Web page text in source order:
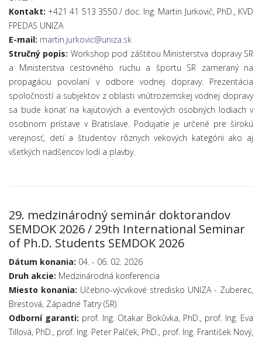
Kontakt: +421 41 513 3550 / doc. Ing. Martin Jurkovič, PhD., KVD
FPEDAS UNIZA
E-mail: martin.jurkovic@uniza.sk
Stručný popis: Workshop pod záštitou Ministerstva dopravy SR
a Ministerstva cestovného ruchu a športu SR zameraný na
propagáciu povolaní v odbore vodnej dopravy. Prezentácia
spoločností a subjektov z oblasti vnútrozemskej vodnej dopravy
sa bude konať na kajutových a eventových osobných lodiach v
osobnom prístave v Bratislave. Podujatie je určené pre širokú
verejnosť, detí a študentov rôznych vekových kategórii ako aj
všetkých nadšencov lodí a plavby.
29. medzinárodný seminár doktorandov
SEMDOK 2026 / 29th International Seminar
of Ph.D. Students SEMDOK 2026
Dátum konania: 04. - 06. 02. 2026
Druh akcie: Medzinárodná konferencia
Miesto konania: Učebno-výcvikové stredisko UNIZA - Zuberec,
Brestová, Západné Tatry (SR)
Odborní garanti: prof. Ing. Otakar Bokůvka, PhD., prof. Ing. Eva
Tillová, PhD., prof. Ing. Peter Palček, PhD., prof. Ing. František Nový,